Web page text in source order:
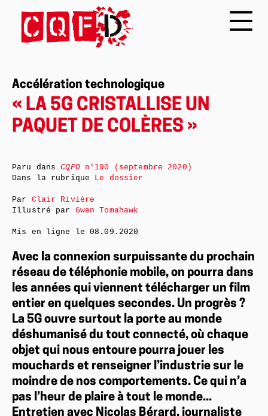
Accélération technologique
« LA 5G CRISTALLISE UN
PAQUET DE COLÈRES »
Avec la connexion surpuissante du prochain
réseau de téléphonie mobile, on pourra dans
les années qui viennent télécharger un film
entier en quelques secondes. Un progrès ?
La 5G ouvre surtout la porte au monde
déshumanisé du tout connecté, où chaque
objet qui nous entoure pourra jouer les
mouchards et renseigner l’industrie sur le
moindre de nos comportements. Ce qui n’a
pas l’heur de plaire à tout le monde...
Entretien avec Nicolas Bérard, journaliste
Paru dansCQFDn°190 (septembre 2020)
Dans la rubrique Le dossier
Par Clair Rivière
Illustré par Gwen Tomahawk
Mis en ligne le08.09.2020